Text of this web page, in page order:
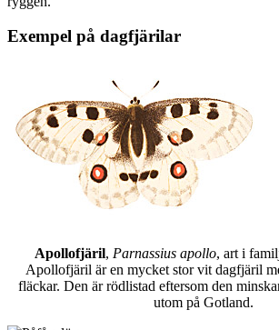
Exempel på dagfjärilar
Apollofjäril, Parnassius apollo, art i
Apollofjäril är en mycket stor vit dagfjäril
fläckar. Den är rödlistad eftersom den
utom på Gotland.